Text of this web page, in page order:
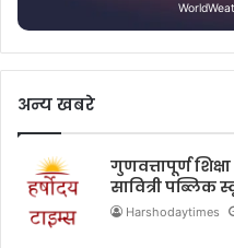
अन्य खबरे
गुणवत्तापूर्ण
सावित्री पब्लिक
Harshodaytimes